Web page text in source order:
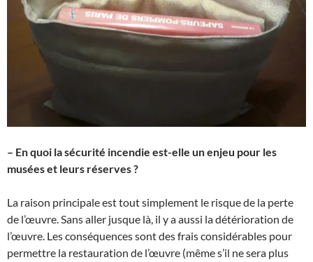
– En quoi la sécurité incendie est-elle un enjeu pour les
musées et leurs réserves ?
La raison principale est tout simplement le risque de la perte
de l’œuvre. Sans aller jusque là, il y a aussi la détérioration de
l’œuvre. Les conséquences sont des frais considérables pour
permettre la restauration de l’œuvre (même s’il ne sera plus